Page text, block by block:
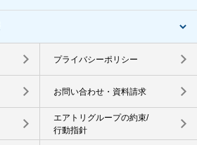
プライバシーポリシー
お問い合わせ・資料請求
エアトリグループの約束/
行動指針